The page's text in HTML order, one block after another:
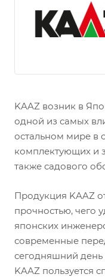
KAAZ возник в
одной из самых
остальном мире в
комплектующих и
также садового
Продукция KAAZ
прочностью, чего
японских
современные
сегодняшний
KAAZ пользуется